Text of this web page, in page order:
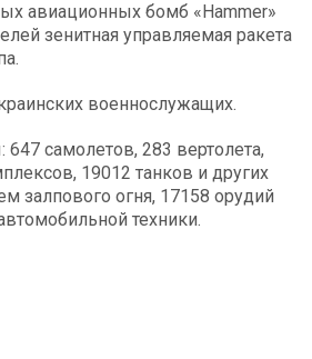
авиационных бомб «Hammer»
зенитная управляемая ракета
военнослужащих.
самолетов, 283 вертолета,
19012 танков и других
огня, 17158 орудий
техники.